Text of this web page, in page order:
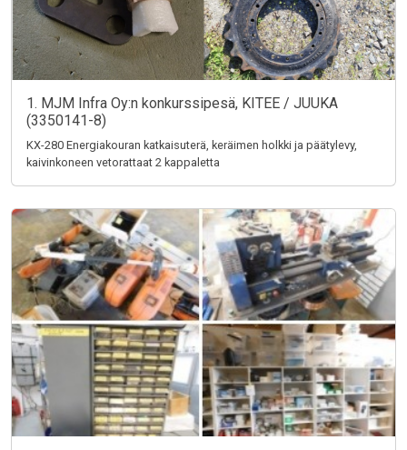
1. MJM Infra Oy:n konkurssipesä, KITEE / JUUKA
(3350141-8)
KX-280 Energiakouran katkaisuterä, keräimen holkki ja päätylevy,
kaivinkoneen vetorattaat 2 kappaletta